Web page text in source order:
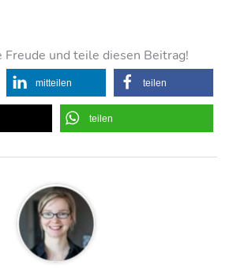
Freude und teile diesen Beitrag!
mitteilen teilen
teilen